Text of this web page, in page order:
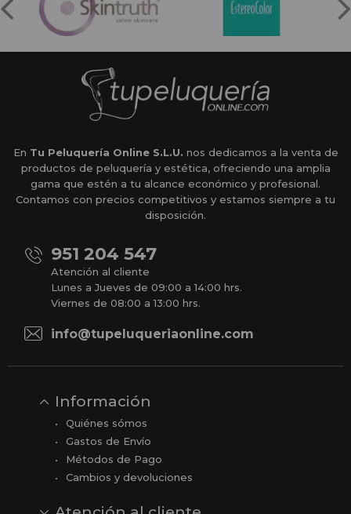
En Tu Peluquería Online S.L.U. nos dedicamos a la venta de
productos de peluquería y estética, ofreciendo una amplia
gama que estén a tu alcance económico y profesional.
Contamos con precios competitivos y estamos siempre a tu
disposición.
951 204 547
Atención al cliente
Lunes a Jueves de 09:00 a 14:00 hrs.
Viernes de 08:00 a 13:00 hrs.
info@tupeluqueriaonline.com
Información
Quiénes sómos
Gastos de Envío
Métodos de Pago
Cambios y devoluciones